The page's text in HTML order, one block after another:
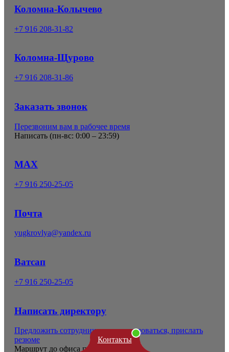
Контакты
Коломна-Колычево
+7 916 208-31-82
Коломна-Щурово
+7 916 208-31-86
Заказать звонок
Перезвоним вам в рабочее время
Написать (пн-вс: 0:00 – 23:59)
MAX
+7 916 250-25-05
Почта
yugkrovlya@yandex.ru
Ватсап
+7 916 250-25-05
Написать директору
Предложить сотрудничество, пожаловаться, прислать
резюме
Маршрут до офиса продаж